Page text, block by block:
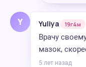
Y Yuliya 19г4м
Врачу
мазок,
5 лет назад